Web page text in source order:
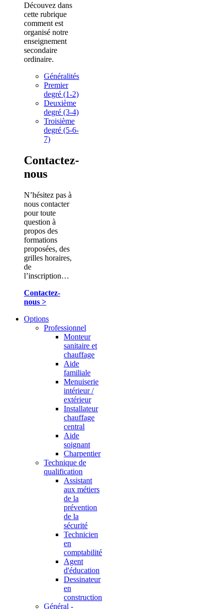
Découvez dans
cette rubrique
comment est
organisé notre
enseignement
secondaire
ordinaire.
Généralités
Premier
degré (1-2)
Deuxième
degré (3-4)
Troisième
degré (5-6-
7)
Contactez-
nous
N’hésitez pas à
nous contacter
pour toute
question à
propos des
formations
proposées, des
grilles horaires,
de
l’inscription…
Contactez-
nous >
Options
Professionnel
Monteur
sanitaire et
chauffage
Aide
familiale
Menuiserie
intérieur /
extérieur
Installateur
chauffage
central
Aide
soignant
Charpentier
Technique de
qualification
Assistant
aux métiers
de la
prévention
de la
sécurité
Technicien
en
comptabilité
Agent
d'éducation
Dessinateur
en
construction
Général -